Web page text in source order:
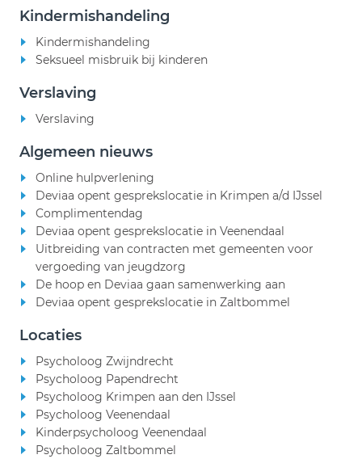
Kindermishandeling
Kindermishandeling
Seksueel misbruik bij kinderen
Verslaving
Verslaving
Algemeen nieuws
Online hulpverlening
Deviaa opent gesprekslocatie in Krimpen a/d IJssel
Complimentendag
Deviaa opent gesprekslocatie in Veenendaal
Uitbreiding van contracten met gemeenten voor
vergoeding van jeugdzorg
De hoop en Deviaa gaan samenwerking aan
Deviaa opent gesprekslocatie in Zaltbommel
Locaties
Psycholoog Zwijndrecht
Psycholoog Papendrecht
Psycholoog Krimpen aan den IJssel
Psycholoog Veenendaal
Kinderpsycholoog Veenendaal
Psycholoog Zaltbommel